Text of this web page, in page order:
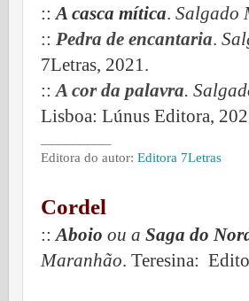
::A casca mítica. Salgado
:: Pedra de encantaria.
7Letras, 2021.
::A cor da palavra.
Lisboa: Lúnus Editora,
Editora do autor: Editora 7Letras
Cordel
::Aboio ou a Saga do
Maranhão. Teresina: